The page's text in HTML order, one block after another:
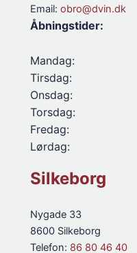
Email: obro@dvin.dk
Åbningstider:
Mandag:
Tirsdag:
Onsdag:
Torsdag:
Fredag:
Lørdag:
Silkeborg
Nygade 33
8600 Silkeborg
Telefon: 86 80 46 40